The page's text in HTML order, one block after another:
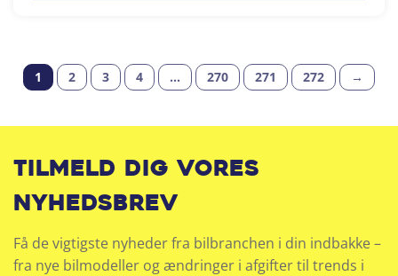
1 2 3 4 … 270 271 272 →
Tilmeld dig vores
nyhedsbrev
Få de vigtigste nyheder fra bilbranchen i din indbakke –
fra nye bilmodeller og ændringer i afgifter til trends i